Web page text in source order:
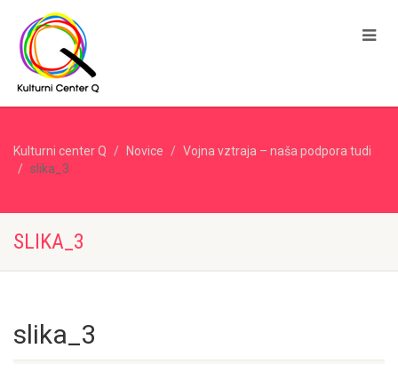
Kulturni center Q Novice
Vojna vztraja – naša podpora tudi
slika_3
SLIKA_3
slika_3